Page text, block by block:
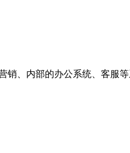
销、内部的办公系统、客服